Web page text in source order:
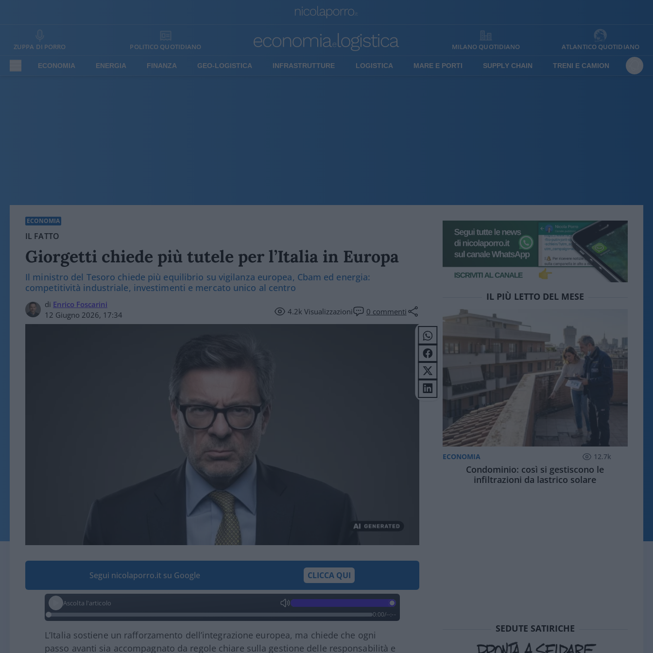
ZUPPA DI PORRO POLITICO QUOTIDIANO MILANO QUOTIDIANO ATLANTICO QUOTIDIANO
ECONOMIA ENERGIA FINANZA GEO-LOGISTICA INFRASTRUTTURE LOGISTICA MARE E PORTI SUPPLY CHAIN TRENI E CAMION
ECONOMIA
IL FATTO
Giorgetti chiede più tutele per l’Italia in Europa
Il ministro del Tesoro chiede più equilibrio su vigilanza europea, Cbam ed energia:
competitività industriale, investimenti e mercato unico al centro
di Enrico Foscarini
12 Giugno 2026, 17:34
4.2kVisualizzazioni 0 commenti
Segui nicolaporro.it su Google CLICCA QUI
Ascolta l'articolo
0:00/--:--
L’Italia sostiene un rafforzamento dell’integrazione europea, ma chiede che ogni
passo avanti sia accompagnato da regole chiare sulla gestione delle responsabilità e
IL PIÙ LETTO DEL MESE
ECONOMIA 12.7k
Condominio: così si gestiscono le
infiltrazioni da lastrico solare
SEDUTE SATIRICHE